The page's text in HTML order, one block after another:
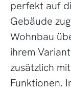
perfekt auf
Gebäude
Wohnbau
ihrem
zusätzlich
Funktionen.